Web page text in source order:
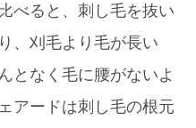
べると、刺し毛を抜い
、刈毛より毛が長い
となく毛に腰がないよ
アードは刺し毛の根元